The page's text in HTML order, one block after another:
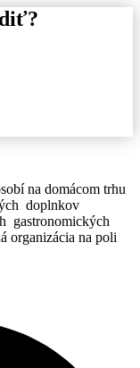
na domácom trhu
doplnkov
gastronomických
organizácia na poli